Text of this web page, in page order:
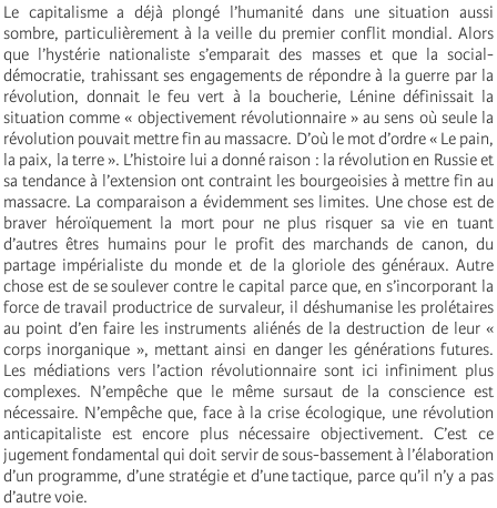
Le capitalisme a déjà plongé l’humanité dans une situation aussi
sombre, particulièrement à la veille du premier conflit mondial. Alors
que l’hystérie nationaliste s’emparait des masses et que la social-
démocratie, trahissant ses engagements de répondre à la guerre par la
révolution, donnait le feu vert à la boucherie, Lénine définissait la
situation comme « objectivement révolutionnaire » au sens où seule la
révolution pouvait mettre fin au massacre. D’où le mot d’ordre « Le pain,
la paix, la terre ». L’histoire lui a donné raison : la révolution en Russie et
sa tendance à l’extension ont contraint les bourgeoisies à mettre fin au
massacre. La comparaison a évidemment ses limites. Une chose est de
braver héroïquement la mort pour ne plus risquer sa vie en tuant
d’autres êtres humains pour le profit des marchands de canon, du
partage impérialiste du monde et de la gloriole des généraux. Autre
chose est de se soulever contre le capital parce que, en s’incorporant la
force de travail productrice de survaleur, il déshumanise les prolétaires
au point d’en faire les instruments aliénés de la destruction de leur «
corps inorganique », mettant ainsi en danger les générations futures.
Les médiations vers l’action révolutionnaire sont ici infiniment plus
complexes. N’empêche que le même sursaut de la conscience est
nécessaire. N’empêche que, face à la crise écologique, une révolution
anticapitaliste est encore plus nécessaire objectivement. C’est ce
jugement fondamental qui doit servir de sous-bassement à l’élaboration
d’un programme, d’une stratégie et d’une tactique, parce qu’il n’y a pas
d’autre voie.